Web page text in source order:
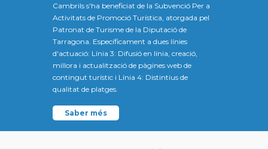
Cambrils s'ha beneficiat de la Subvenció Per a
Activitats de Promoció Turística, atorgada pel
Patronat de Turisme de la Diputació de
Tarragona. Específicament a dues línies
d'actuació: Línia 3: Difusió en línia, creació,
millora i actualització de pàgines web de
contingut turístic i Línia 4: Distintius de
qualitat de platges.
Saber més